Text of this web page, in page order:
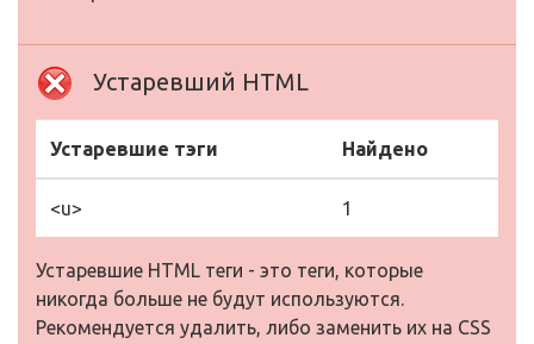
Устаревший HTML
Устаревшие тэги Найдено
<u> 1
Устаревшие HTML теги - это теги, которые
никогда больше не будут используются.
Рекомендуется удалить, либо заменить их на CSS